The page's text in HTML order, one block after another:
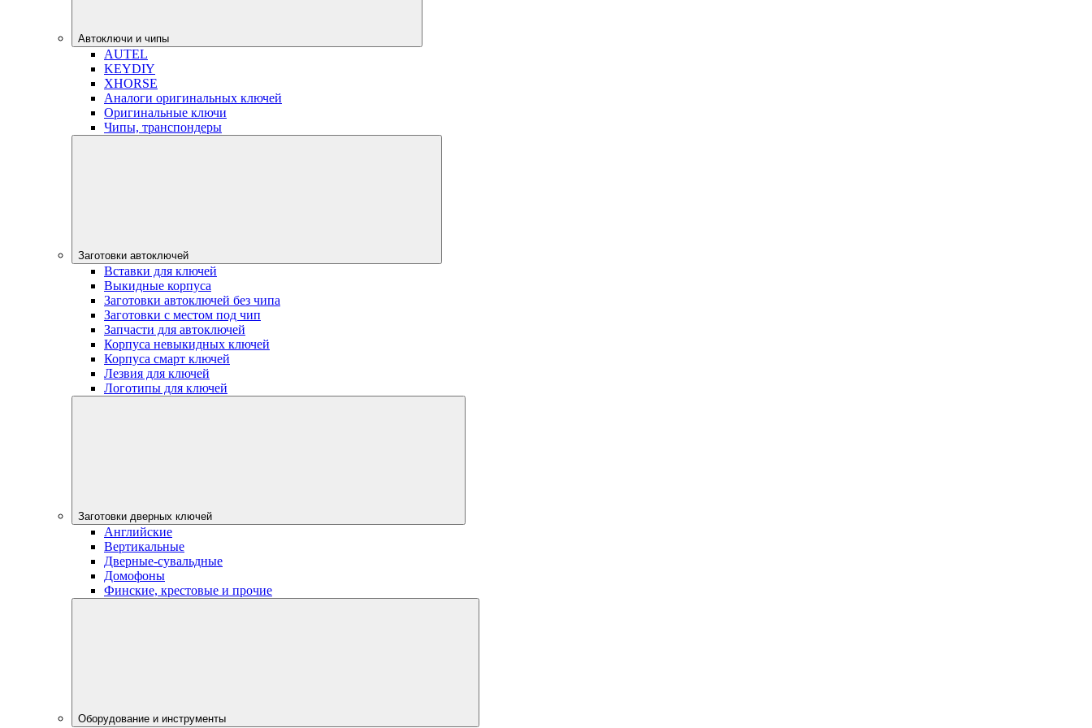
Автоключи и чипы
AUTEL
KEYDIY
XHORSE
Аналоги оригинальных ключей
Оригинальные ключи
Чипы, транспондеры
Заготовки автоключей
Вставки для ключей
Выкидные корпуса
Заготовки автоключей без чипа
Заготовки с местом под чип
Запчасти для автоключей
Корпуса невыкидных ключей
Корпуса смарт ключей
Лезвия для ключей
Логотипы для ключей
Заготовки дверных ключей
Английские
Вертикальные
Дверные-сувальдные
Домофоны
Финские, крестовые и прочие
Оборудование и инструменты